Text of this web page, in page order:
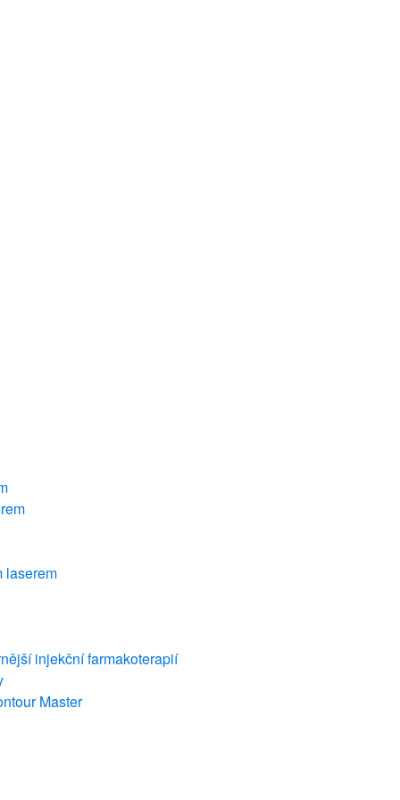
laserem
injekční farmakoterapií
Master